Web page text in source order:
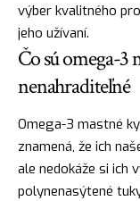
výber kvalitného
jeho užívaní.
Čo sú omega-3
nenahraditeľné
Omega-3 mastné
znamená, že ich
ale nedokáže si ich
polynenasýtené